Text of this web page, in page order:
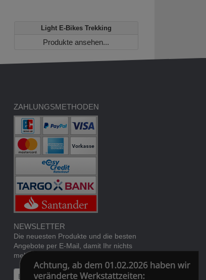
Light E-Bikes Trekking
Produkte ansehen...
ZAHLUNGSMETHODEN
NEWSLETTER
Die neuesten Produkte und die besten
Angebote per E-Mail, damit Ihr nichts
mehr verpasst.
Newsletter Abonnieren